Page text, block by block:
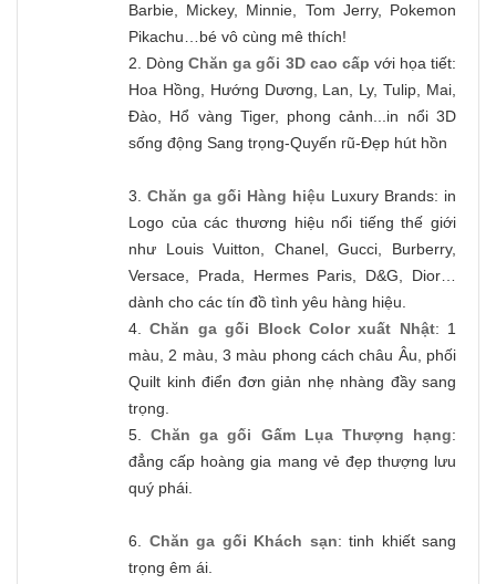
Barbie, Mickey, Minnie, Tom Jerry, Pokemon
Pikachu…bé vô cùng mê thích!
2. DòngChăn ga gối 3D cao cấp với họa tiết:
Hoa Hồng, Hướng Dương, Lan, Ly, Tulip, Mai,
Đào, Hổ vàng Tiger, phong cảnh...in nổi 3D
sống động Sang trọng-Quyến rũ-Đẹp hút hồn
3. Chăn ga gối Hàng hiệu Luxury Brands: in
Logo của các thương hiệu nổi tiếng thế giới
như Louis Vuitton, Chanel, Gucci, Burberry,
Versace, Prada, Hermes Paris, D&G, Dior…
dành cho các tín đồ tình yêu hàng hiệu.
4.Chăn ga gối Block Color xuất Nhật: 1
màu, 2 màu, 3 màu phong cách châu Âu, phối
Quilt kinh điển đơn giản nhẹ nhàng đầy sang
trọng.
5.Chăn ga gối Gấm Lụa Thượng hạng:
đẳng cấp hoàng gia mang vẻ đẹp thượng lưu
quý phái.
6. Chăn ga gối Khách sạn: tinh khiết sang
trọng êm ái.